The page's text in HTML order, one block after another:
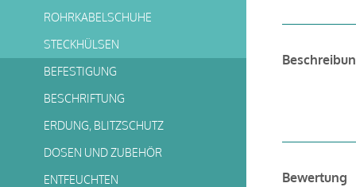
ROHRKABELSCHUHE
STECKHÜLSEN
BEFESTIGUNG
BESCHRIFTUNG
ERDUNG, BLITZSCHUTZ
DOSEN UND ZUBEHÖR
ENTFEUCHTEN
Bewertung